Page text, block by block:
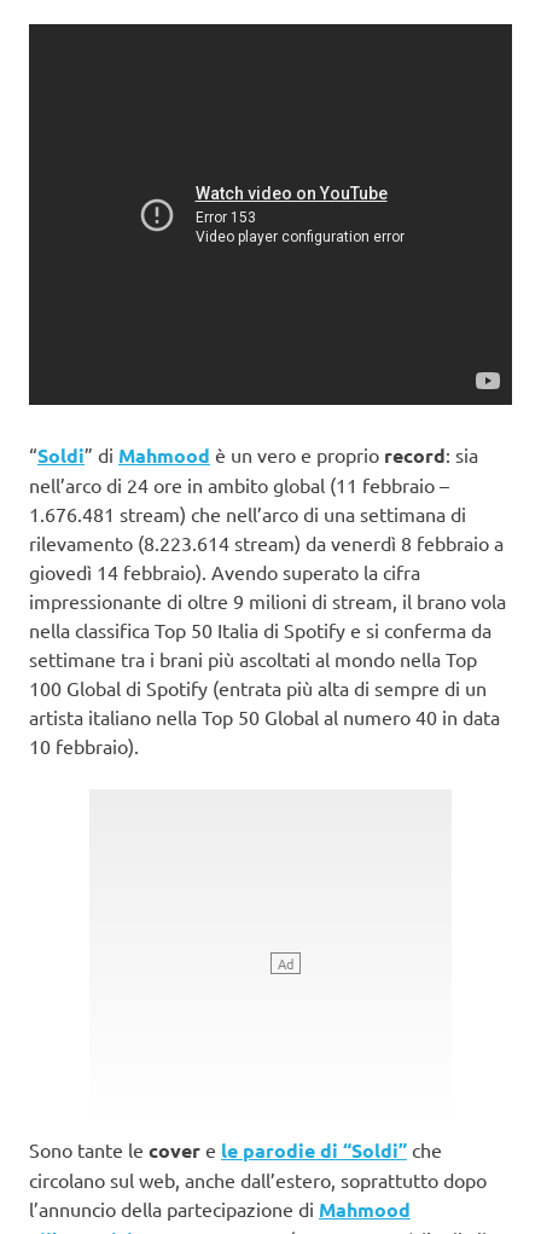
“Soldi” di Mahmood è un vero e proprio record: sia
nell’arco di 24 ore in ambito global (11 febbraio –
1.676.481 stream) che nell’arco di una settimana di
rilevamento (8.223.614 stream) da venerdì 8 febbraio a
giovedì 14 febbraio). Avendo superato la cifra
impressionante di oltre 9 milioni di stream, il brano vola
nella classifica Top 50 Italia di Spotify e si conferma da
settimane tra i brani più ascoltati al mondo nella Top
100 Global di Spotify (entrata più alta di sempre di un
artista italiano nella Top 50 Global al numero 40 in data
10 febbraio).
Sono tante le cover e le parodie di “Soldi” che
circolano sul web, anche dall’estero, soprattutto dopo
l’annuncio della partecipazione di Mahmood